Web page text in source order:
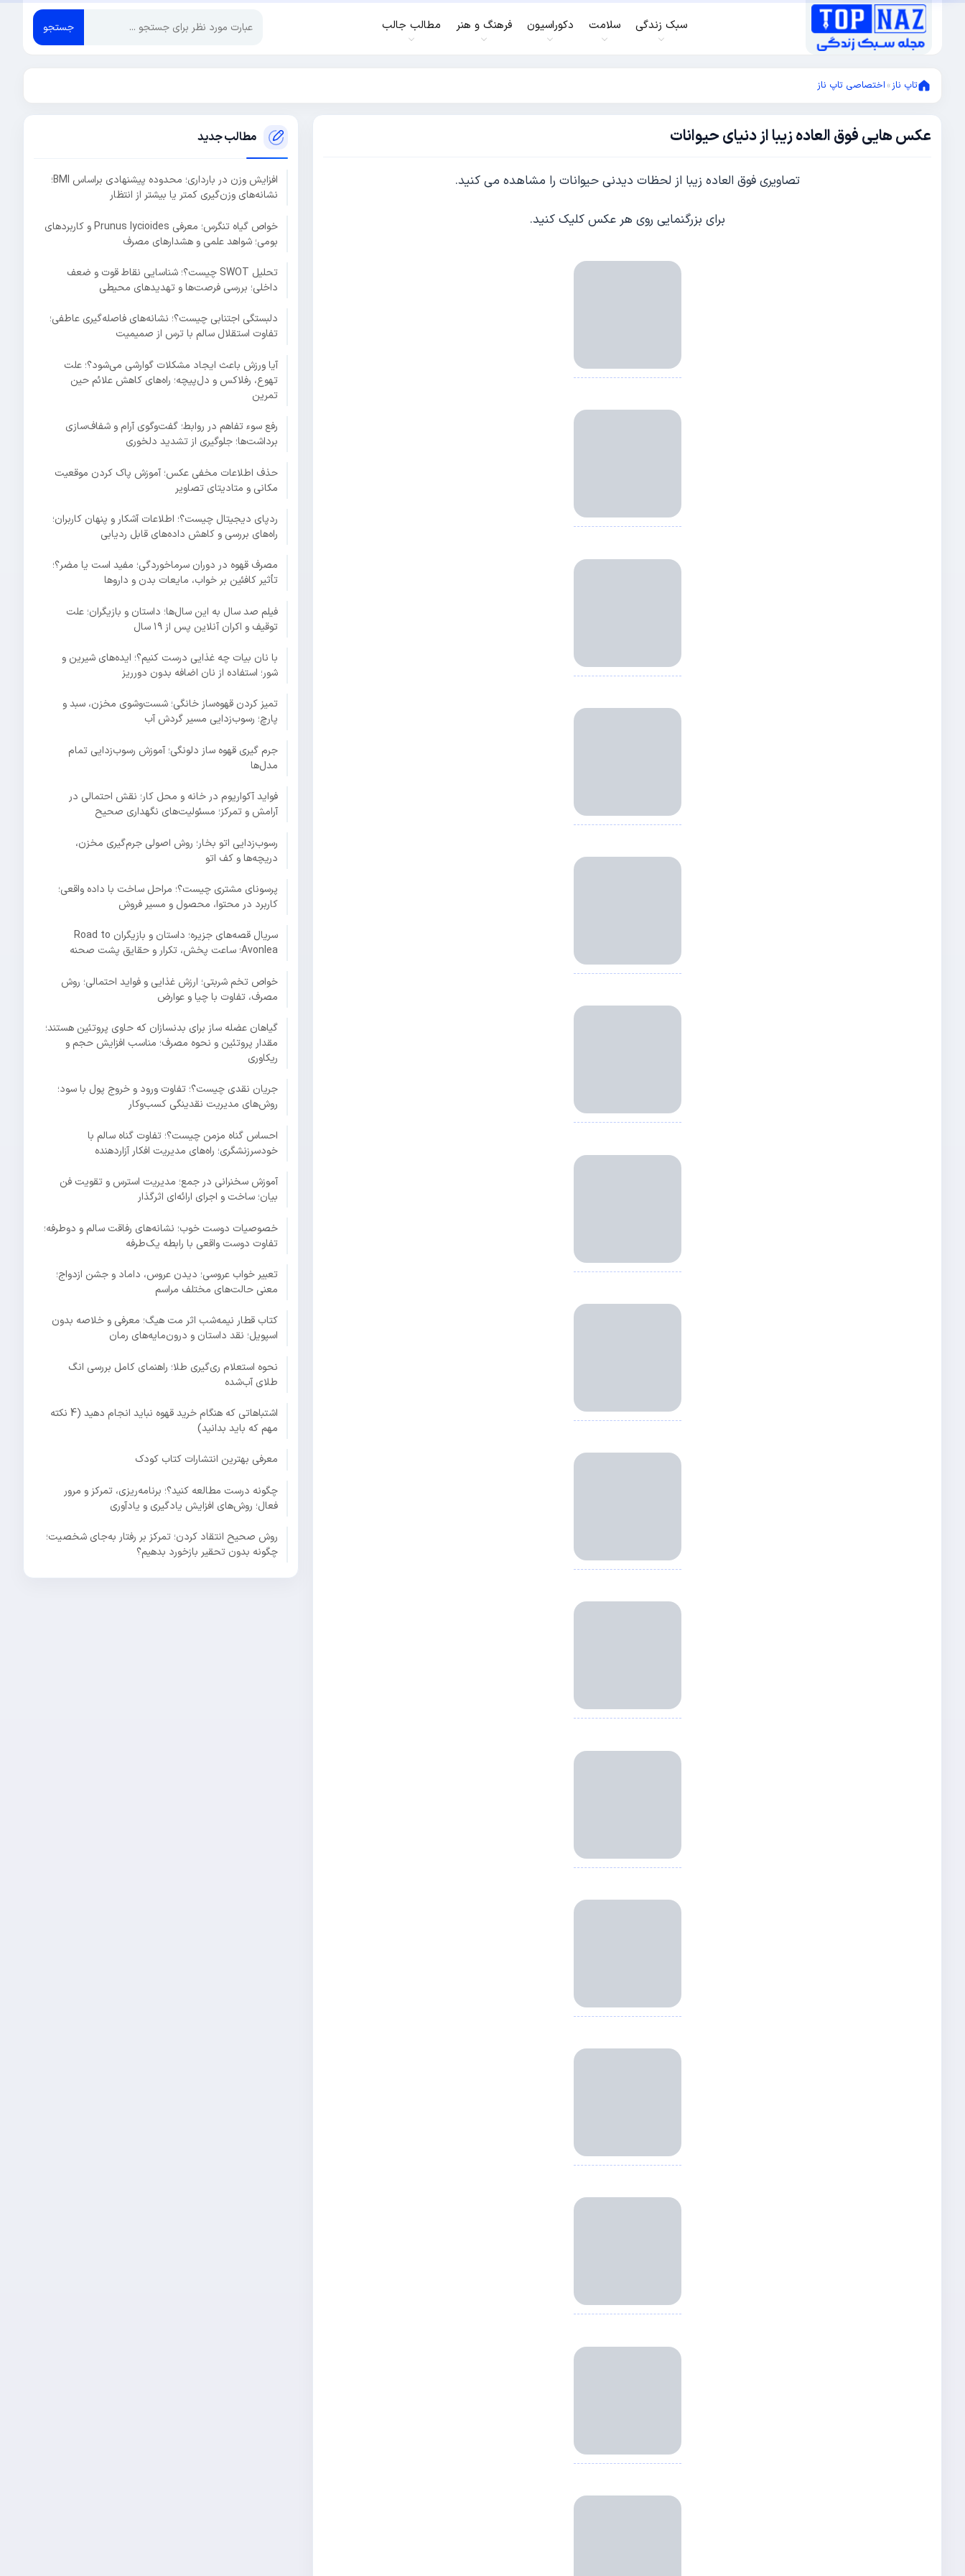
سبک زندگی سلامت دکوراسیون فرهنگ و هنر مطالب جالب جستجو
تاپ ناز» اختصاصی تاپ ناز
عکس هایی فوق العاده زیبا از دنیای حیوانات
آگوست
تصاویری فوق العاده زیبا از لحظات دیدنی حیوانات را مشاهده می کنید.
برای بزرگنمایی روی هر عکس کلیک کنید.
مطالب جدید
افزایش وزن در بارداری؛ محدوده پیشنهادی براساس BMI؛
نشانه‌های وزن‌گیری کمتر یا بیشتر از انتظار
خواص گیاه تنگرس؛ معرفی Prunus lycioides و کاربردهای
بومی؛ شواهد علمی و هشدارهای مصرف
تحلیل SWOT چیست؟؛ شناسایی نقاط قوت و ضعف
داخلی؛ بررسی فرصت‌ها و تهدیدهای محیطی
دلبستگی اجتنابی چیست؟؛ نشانه‌های فاصله‌گیری عاطفی؛
تفاوت استقلال سالم با ترس از صمیمیت
آیا ورزش باعث ایجاد مشکلات گوارشی می‌شود؟؛ علت
تهوع، رفلاکس و دل‌پیچه؛ راه‌های کاهش علائم حین
تمرین
رفع سوء تفاهم در روابط؛ گفت‌وگوی آرام و شفاف‌سازی
برداشت‌ها؛ جلوگیری از تشدید دلخوری
حذف اطلاعات مخفی عکس؛ آموزش پاک کردن موقعیت
مکانی و متادیتای تصاویر
ردپای دیجیتال چیست؟؛ اطلاعات آشکار و پنهان کاربران؛
راه‌های بررسی و کاهش داده‌های قابل ردیابی
مصرف قهوه در دوران سرماخوردگی؛ مفید است یا مضر؟؛
تأثیر کافئین بر خواب، مایعات بدن و داروها
فیلم صد سال به این سال‌ها؛ داستان و بازیگران؛ علت
توقیف و اکران آنلاین پس از ۱۹ سال
با نان بیات چه غذایی درست کنیم؟؛ ایده‌های شیرین و
شور؛ استفاده از نان اضافه بدون دورریز
تمیز کردن قهوه‌ساز خانگی؛ شست‌وشوی مخزن، سبد و
پارچ؛ رسوب‌زدایی مسیر گردش آب
جرم گیری قهوه ساز دلونگی؛ آموزش رسوب‌زدایی تمام
مدل‌ها
فواید آکواریوم در خانه و محل کار؛ نقش احتمالی در
آرامش و تمرکز؛ مسئولیت‌های نگهداری صحیح
رسوب‌زدایی اتو بخار؛ روش اصولی جرم‌گیری مخزن،
دریچه‌ها و کف اتو
پرسونای مشتری چیست؟؛ مراحل ساخت با داده واقعی؛
کاربرد در محتوا، محصول و مسیر فروش
سریال قصه‌های جزیره؛ داستان و بازیگران Road to
Avonlea؛ ساعت پخش، تکرار و حقایق پشت صحنه
خواص تخم شربتی؛ ارزش غذایی و فواید احتمالی؛ روش
مصرف، تفاوت با چیا و عوارض
گیاهان عضله ساز برای بدنسازان که حاوی پروتئین هستند؛
مقدار پروتئین و نحوه مصرف؛ مناسب افزایش حجم و
ریکاوری
جریان نقدی چیست؟؛ تفاوت ورود و خروج پول با سود؛
روش‌های مدیریت نقدینگی کسب‌وکار
احساس گناه مزمن چیست؟؛ تفاوت گناه سالم با
خودسرزنشگری؛ راه‌های مدیریت افکار آزاردهنده
آموزش سخنرانی در جمع؛ مدیریت استرس و تقویت فن
بیان؛ ساخت و اجرای ارائه‌ای اثرگذار
خصوصیات دوست خوب؛ نشانه‌های رفاقت سالم و دوطرفه؛
تفاوت دوست واقعی با رابطه یک‌طرفه
تعبیر خواب عروسی؛ دیدن عروس، داماد و جشن ازدواج؛
معنی حالت‌های مختلف مراسم
کتاب قطار نیمه‌شب اثر مت هیگ؛ معرفی و خلاصه بدون
اسپویل؛ نقد داستان و درون‌مایه‌های رمان
نحوه استعلام ری‌گیری طلا؛ راهنمای کامل بررسی انگ
طلای آب‌شده
اشتباهاتی که هنگام خرید قهوه نباید انجام دهید (4 نکته
مهم که باید بدانید)
معرفی بهترین انتشارات کتاب کودک
چگونه درست مطالعه کنید؟؛ برنامه‌ریزی، تمرکز و مرور
فعال؛ روش‌های افزایش یادگیری و یادآوری
روش صحیح انتقاد کردن؛ تمرکز بر رفتار به‌جای شخصیت؛
چگونه بدون تحقیر بازخورد بدهیم؟